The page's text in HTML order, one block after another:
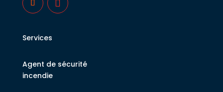
Services
Agent de sécurité
incendie